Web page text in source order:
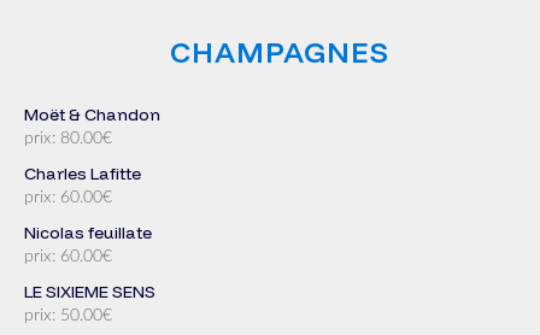
CHAMPAGNES
Moët & Chandon
prix: 80.00€
Charles Lafitte
prix: 60.00€
Nicolas feuillate
prix: 60.00€
LE SIXIEME SENS
prix: 50.00€